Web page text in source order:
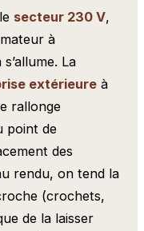
secteur 230 V,
à
La
extérieure à
rallonge
point de
des
rendu, on tend la
(crochets,
de la laisser